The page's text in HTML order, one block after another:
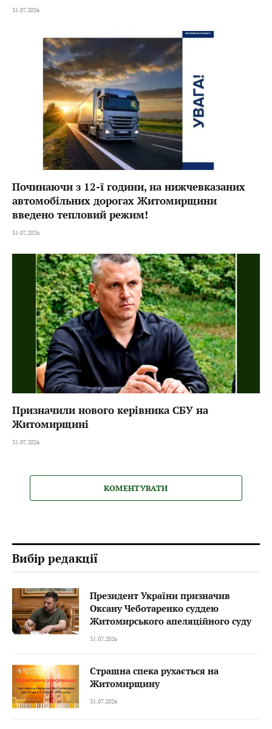
31.07.2026
Починаючи з 12-ї години, на нижчевказаних
автомобільних дорогах Житомирщини
введено тепловий режим!
31.07.2026
Призначили нового керівника СБУ на
Житомирщині
31.07.2026
КОМЕНТУВАТИ
Вибір редакції
Президент України призначив
Оксану Чеботаренко суддею
Житомирського апеляційного суду
31.07.2026
Страшна спека рухається на
Житомирщину
31.07.2026